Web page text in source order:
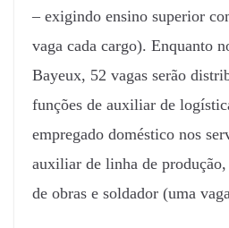
– exigindo ensino superior
vaga cada cargo). Enquanto
Bayeux, 52 vagas serão
funções de auxiliar de
empregado doméstico nos
auxiliar de linha de
de obras e soldador (uma